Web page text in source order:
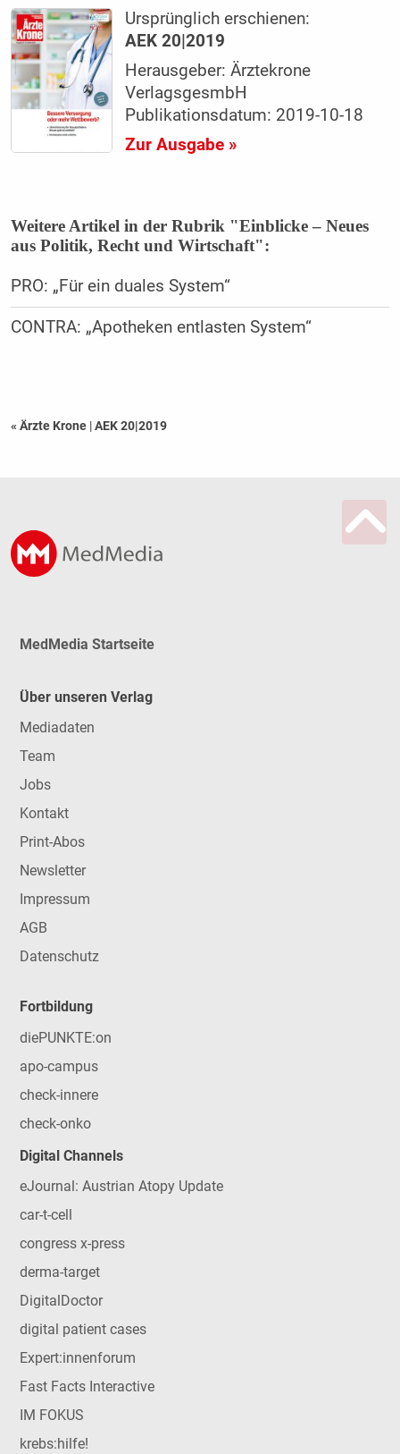
Ursprünglich erschienen:
AEK 20|2019
Herausgeber: Ärztekrone
VerlagsgesmbH
Publikationsdatum: 2019-10-18
Zur Ausgabe »
Weitere Artikel in der Rubrik "Einblicke – Neues
aus Politik, Recht und Wirtschaft":
PRO: „Für ein duales System“
CONTRA: „Apotheken entlasten System“
« Ärzte Krone |AEK 20|2019
MedMedia Startseite
Über unseren Verlag
Mediadaten
Team
Jobs
Kontakt
Print-Abos
Newsletter
Impressum
AGB
Datenschutz
Fortbildung
diePUNKTE:on
apo-campus
check-innere
check-onko
Digital Channels
eJournal: Austrian Atopy Update
car-t-cell
congress x-press
derma-target
DigitalDoctor
digital patient cases
Expert:innenforum
Fast Facts Interactive
IM FOKUS
krebs:hilfe!